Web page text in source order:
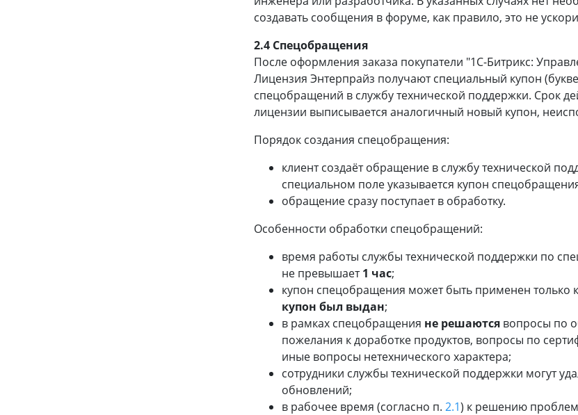
создавать сообщения в форуме, как правило, это не
2.4 Спецобращения
После оформления заказа покупатели "1С-Битрикс:
Лицензия Энтерпрайз получают специальный купон
спецобращений в службу технической поддержки. Срок
лицензии выписывается аналогичный новый купон,
Порядок создания спецобращения:
клиент создаёт обращение в службу технической
специальном поле указывается купон
обращение сразу поступает в обработку.
Особенности обработки спецобращений:
время работы службы технической поддержки по
не превышает1 час;
купон спецобращения может быть применен только
купон был выдан;
в рамках спецобращения не решаются вопросы по
пожелания к доработке продуктов, вопросы по
иные вопросы нетехнического характера;
сотрудники службы технической поддержки могут
обновлений;
в рабочее время (согласно п. 2.1) к решению